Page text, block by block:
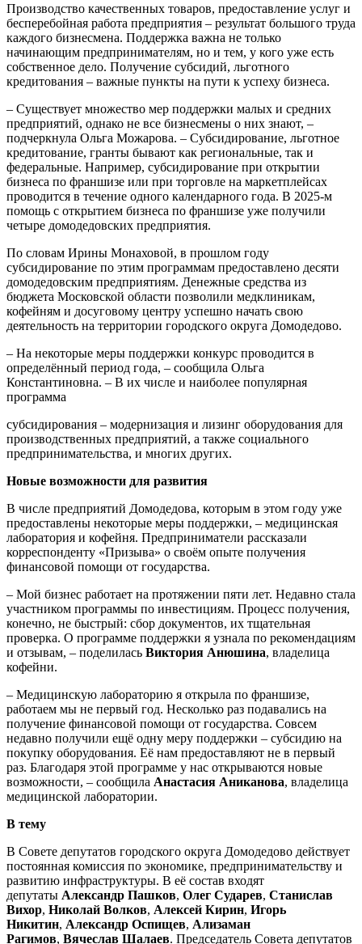
Производство качественных товаров, предоставление услуг и
бесперебойная работа предприятия – результат большого труда
каждого бизнесмена. Поддержка важна не только
начинающим предпринимателям, но и тем, у кого уже есть
собственное дело. Получение субсидий, льготного
кредитования – важные пункты на пути к успеху бизнеса.
– Существует множество мер поддержки малых и средних
предприятий, однако не все бизнесмены о них знают, –
подчеркнула Ольга Можарова. – Субсидирование, льготное
кредитование, гранты бывают как региональные, так и
федеральные. Например, субсидирование при открытии
бизнеса по франшизе или при торговле на маркетплейсах
проводится в течение одного календарного года. В 2025-м
помощь с открытием бизнеса по франшизе уже получили
четыре домодедовских предприятия.
По словам Ирины Монаховой, в прошлом году
субсидирование по этим программам предоставлено десяти
домодедовским предприятиям. Денежные средства из
бюджета Московской области позволили медклиникам,
кофейням и досуговому центру успешно начать свою
деятельность на территории городского округа Домодедово.
– На некоторые меры поддержки конкурс проводится в
определённый период года, – сообщила Ольга
Константиновна. – В их числе и наиболее популярная
программа
субсидирования – модернизация и лизинг оборудования для
производственных предприятий, а также социального
предпринимательства, и многих других.
Новые возможности для развития
В числе предприятий Домодедова, которым в этом году уже
предоставлены некоторые меры поддержки, – медицинская
лаборатория и кофейня. Предприниматели рассказали
корреспонденту «Призыва» о своём опыте получения
финансовой помощи от государства.
– Мой бизнес работает на протяжении пяти лет. Недавно стала
участником программы по инвестициям. Процесс получения,
конечно, не быстрый: сбор документов, их тщательная
проверка. О программе поддержки я узнала по рекомендациям
и отзывам, – поделилась Виктория Анюшина, владелица
кофейни.
– Медицинскую лабораторию я открыла по франшизе,
работаем мы не первый год. Несколько раз подавались на
получение финансовой помощи от государства. Совсем
недавно получили ещё одну меру поддержки – субсидию на
покупку оборудования. Её нам предоставляют не в первый
раз. Благодаря этой программе у нас открываются новые
возможности, – сообщила Анастасия Аниканова, владелица
медицинской лаборатории.
В тему
В Совете депутатов городского округа Домодедово действует
постоянная комиссия по экономике, предпринимательству и
развитию инфраструктуры. В её состав входят
депутаты Александр Пашков, Олег Сударев, Станислав
Вихор, Николай Волков, Алексей Кирин, Игорь
Никитин, Александр Оспищев, Ализаман
Рагимов, Вячеслав Шалаев. Председатель Совета депутатов